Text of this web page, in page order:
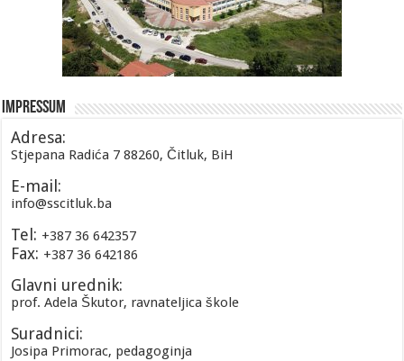
Impressum
Adresa:
Stjepana Radića 7 88260, Čitluk, BiH
E-mail:
info@sscitluk.ba
Tel: +387 36 642357
Fax: +387 36 642186
Glavni urednik:
prof. Adela Škutor, ravnateljica škole
Suradnici:
Josipa Primorac, pedagoginja